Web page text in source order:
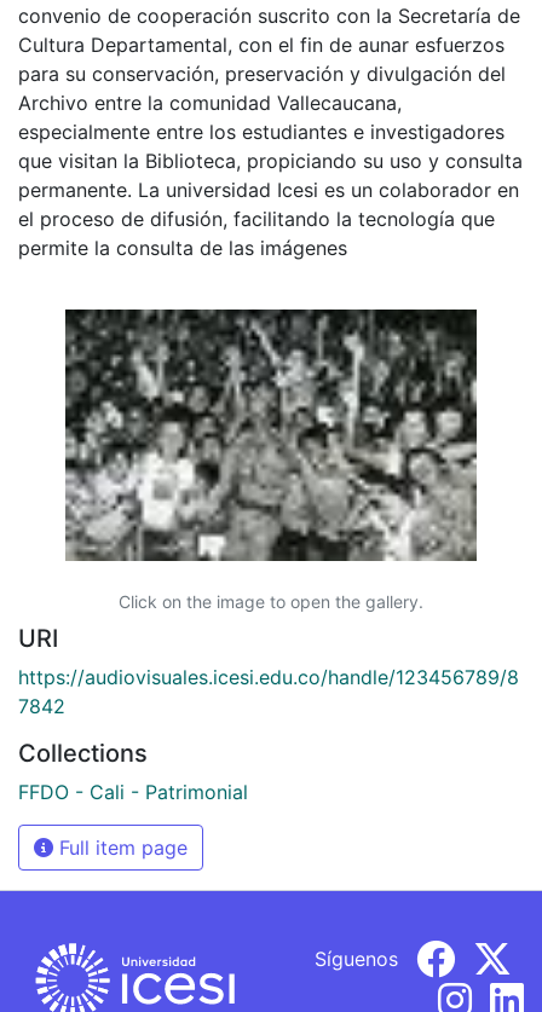
convenio de cooperación suscrito con la Secretaría de
Cultura Departamental, con el fin de aunar esfuerzos
para su conservación, preservación y divulgación del
Archivo entre la comunidad Vallecaucana,
especialmente entre los estudiantes e investigadores
que visitan la Biblioteca, propiciando su uso y consulta
permanente. La universidad Icesi es un colaborador en
el proceso de difusión, facilitando la tecnología que
permite la consulta de las imágenes
Click on the image to open the gallery.
URI
https://audiovisuales.icesi.edu.co/handle/123456789/8
7842
Collections
FFDO - Cali - Patrimonial
Full item page
Síguenos